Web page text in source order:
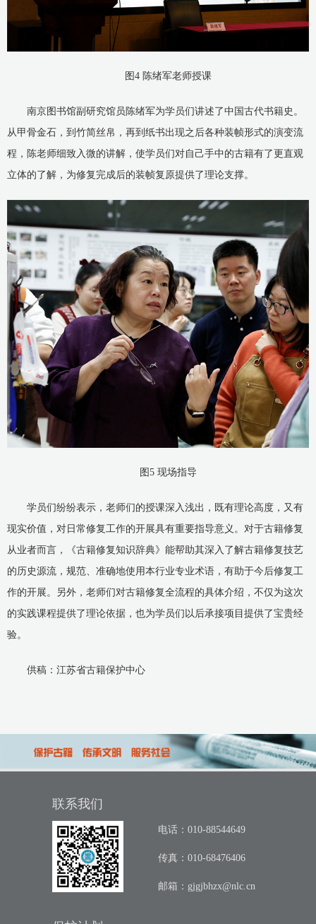
图4 陈绪军老师授课
南京图书馆副研究馆员陈绪军为学员们讲述了中国古代书籍史。
从甲骨金石，到竹简丝帛，再到纸书出现之后各种装帧形式的演变流
程，陈老师细致入微的讲解，使学员们对自己手中的古籍有了更直观
立体的了解，为修复完成后的装帧复原提供了理论支撑。
图5 现场指导
学员们纷纷表示，老师们的授课深入浅出，既有理论高度，又有
现实价值，对日常修复工作的开展具有重要指导意义。对于古籍修复
从业者而言，《古籍修复知识辞典》能帮助其深入了解古籍修复技艺
的历史源流，规范、准确地使用本行业专业术语，有助于今后修复工
作的开展。另外，老师们对古籍修复全流程的具体介绍，不仅为这次
的实践课程提供了理论依据，也为学员们以后承接项目提供了宝贵经
验。
供稿：江苏省古籍保护中心
联系我们
电话：010-88544649
传真：010-68476406
邮箱： gjgjbhzx@nlc.cn